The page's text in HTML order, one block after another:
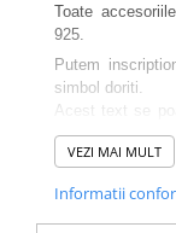
Toate
925.
Putem
simbol doriti.
Acest text se
ce contine un
impreuna cu
materialelor
VEZI MAI MULT
Informatii